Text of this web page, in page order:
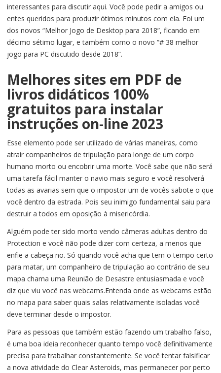
interessantes para discutir aqui. Você pode pedir a amigos ou
entes queridos para produzir ótimos minutos com ela. Foi um
dos novos “Melhor Jogo de Desktop para 2018”, ficando em
décimo sétimo lugar, e também como o novo “# 38 melhor
jogo para PC discutido desde 2018”.
Melhores sites em PDF de
livros didáticos 100%
gratuitos para instalar
instruções on-line 2023
Esse elemento pode ser utilizado de várias maneiras, como
atrair companheiros de tripulação para longe de um corpo
humano morto ou encobrir uma morte. Você sabe que não será
uma tarefa fácil manter o navio mais seguro e você resolverá
todas as avarias sem que o impostor um de vocês sabote o que
você dentro da estrada. Pois seu inimigo fundamental saiu para
destruir a todos em oposição à misericórdia.
Alguém pode ter sido morto vendo câmeras adultas dentro do
Protection e você não pode dizer com certeza, a menos que
enfie a cabeça no. Só quando você acha que tem o tempo certo
para matar, um companheiro de tripulação ao contrário de seu
mapa chama uma Reunião de Desastre entusiasmada e você
diz que viu você nas webcams.Entenda onde as webcams estão
no mapa para saber quais salas relativamente isoladas você
deve terminar desde o impostor.
Para as pessoas que também estão fazendo um trabalho falso,
é uma boa ideia reconhecer quanto tempo você definitivamente
precisa para trabalhar constantemente. Se você tentar falsificar
a nova atividade do Clear Asteroids, mas permanecer por perto